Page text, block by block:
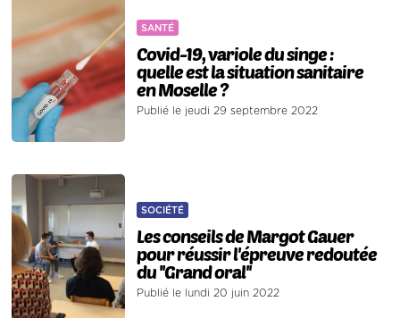
SANTÉ
Covid-19, variole du singe :
quelle est la situation sanitaire
en Moselle ?
Publié le jeudi 29 septembre 2022
SOCIÉTÉ
Les conseils de Margot Gauer
pour réussir l'épreuve redoutée
du ''Grand oral''
Publié le lundi 20 juin 2022